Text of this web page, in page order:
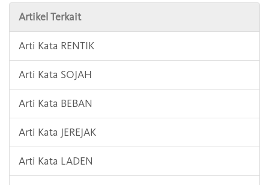
Artikel Terkait
Arti Kata RENTIK
Arti Kata SOJAH
Arti Kata BEBAN
Arti Kata JEREJAK
Arti Kata LADEN